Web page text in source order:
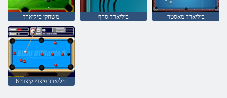
משחקי ביליארד ביליארד סחף ביליארד מאסטר
ביליארד פיצוץ קיצוני 6